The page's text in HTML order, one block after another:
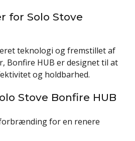
for Solo Stove
teknologi og fremstillet af
Bonfire HUB er designet til at
og holdbarhed.
Stove Bonfire HUB
for en renere